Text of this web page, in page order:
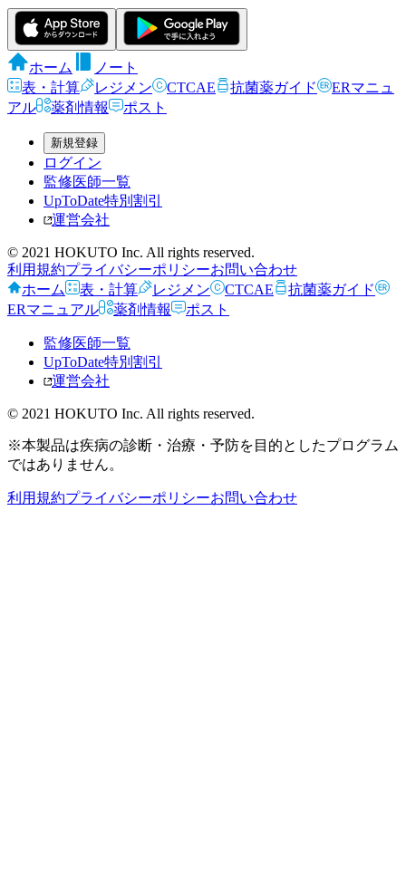
ホーム
ノート
表・計算
レジメン CTCAE 抗菌薬ガイド
ERマニュ
アル
薬剤情報 ポスト
新規登録
ログイン
監修医師一覧
UpToDate特別割引
運営会社
© 2021 HOKUTO Inc. All rights reserved.
利用規約プライバシーポリシーお問い合わせ
ホーム
表・計算 レジメン CTCAE
抗菌薬ガイド
ERマニュアル
薬剤情報 ポスト
監修医師一覧
UpToDate特別割引
運営会社
© 2021 HOKUTO Inc. All rights reserved.
※本製品は疾病の診断・治療・予防を目的としたプログラム
ではありません。
利用規約プライバシーポリシーお問い合わせ